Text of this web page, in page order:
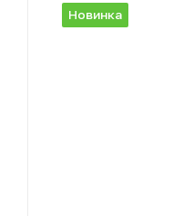
Новинка